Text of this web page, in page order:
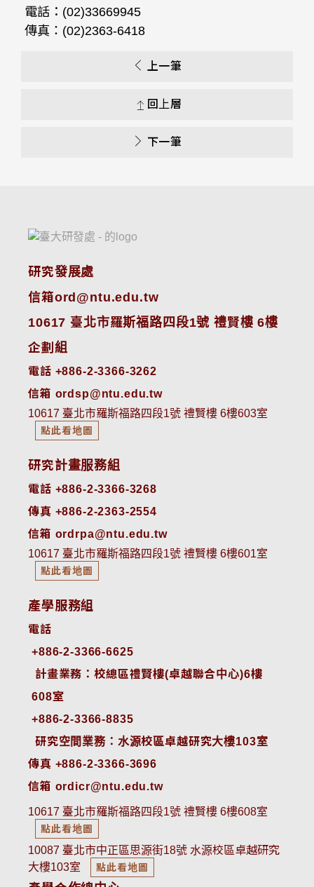
電話：(02)33669945
傳真：(02)2363-6418
上一筆
回上層
下一筆
研究發展處
信箱ord@ntu.edu.tw
10617 臺北市羅斯福路四段1號 禮賢樓 6樓
企劃組
電話 +886-2-3366-3262
信箱 ordsp@ntu.edu.tw
10617 臺北市羅斯福路四段1號 禮賢樓 6樓603室
點此看地圖
研究計畫服務組
電話 +886-2-3366-3268
傳真 +886-2-2363-2554
信箱 ordrpa@ntu.edu.tw
10617 臺北市羅斯福路四段1號 禮賢樓 6樓601室
點此看地圖
產學服務組
電話
+886-2-3366-6625
計畫業務：校總區禮賢樓(卓越聯合中心)6樓
608室
+886-2-3366-8835
研究空間業務：水源校區卓越研究大樓103室
傳真 +886-2-3366-3696
信箱 ordicr@ntu.edu.tw
10617 臺北市羅斯福路四段1號 禮賢樓 6樓608室
點此看地圖
10087 臺北市中正區思源街18號 水源校區卓越研究
大樓103室
點此看地圖